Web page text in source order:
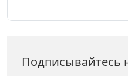
Подписывайтесь